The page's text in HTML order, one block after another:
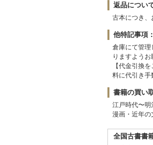
返品につい
古本につき、
他特記事項：
倉庫にて管理
りますようお
【代金引換
料に代引き
書籍の買い
江戸時代〜明
漫画・近年の
全国古書書